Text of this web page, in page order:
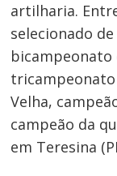
artilharia.
selecionado
bicampeonato
tricampeonato
Velha,
campeão da
em Teresina
Navegação
de
Post